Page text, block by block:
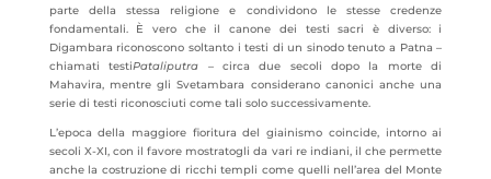
parte della stessa religione e condividono le stesse credenze
fondamentali. È vero che il canone dei testi sacri è diverso: i
Digambara riconoscono soltanto i testi di un sinodo tenuto a Patna –
chiamati testiPataliputra – circa due secoli dopo la morte di
Mahavira, mentre gli Svetambara considerano canonici anche una
serie di testi riconosciuti come tali solo successivamente.
L’epoca della maggiore fioritura del giainismo coincide, intorno ai
secoli X-XI, con il favore mostratogli da vari re indiani, il che permette
anche la costruzione di ricchi templi come quelli nell’area del Monte